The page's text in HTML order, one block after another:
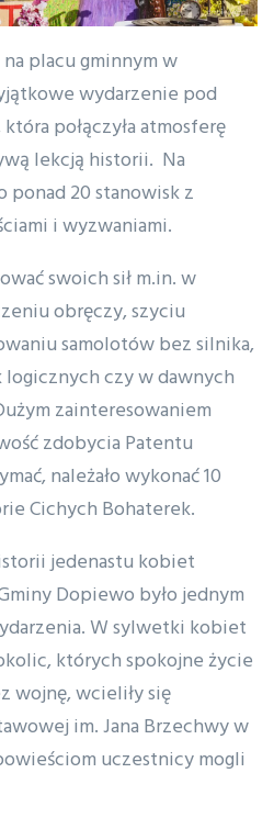
placu gminnym w
wydarzenie pod
połączyła atmosferę
lekcją historii. Na
ponad 20 stanowisk z
i wyzwaniami.
swoich sił m.in. w
obręczy, szyciu
samolotów bez silnika,
czy w dawnych
zainteresowaniem
zdobycia Patentu
należało wykonać 10
Cichych Bohaterek.
jedenastu kobiet
Dopiewo było jednym
W sylwetki kobiet
których spokojne życie
wojnę, wcieliły się
im. Jana Brzechwy w
uczestnicy mogli